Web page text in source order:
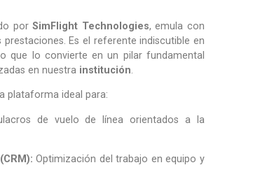
porSimFlight Technologies, emula con
Es el referente indiscutible en
que lo convierte en un pilar fundamental
en nuestra institución.
plataforma ideal para:
de vuelo de línea orientados a la
Optimización del trabajo en equipo y